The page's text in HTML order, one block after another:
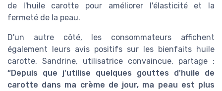
de l'huile carotte pour améliorer l'élasticité et la
fermeté de la peau.
D'un autre côté, les consommateurs affichent
également leurs avis positifs sur les bienfaits huile
carotte. Sandrine, utilisatrice convaincue, partage :
“Depuis que j'utilise quelques gouttes d'huile de
carotte dans ma crème de jour, ma peau est plus